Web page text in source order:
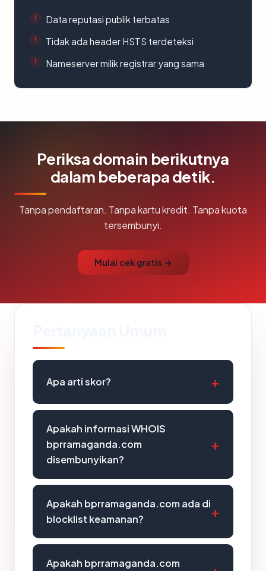
Data reputasi publik terbatas
Tidak ada header HSTS terdeteksi
Nameserver milik registrar yang sama
Periksa domain berikutnya
dalam beberapa detik.
Tanpa pendaftaran. Tanpa kartu kredit. Tanpa kuota
tersembunyi.
Mulai cek gratis →
Apa arti skor?
Apakah informasi WHOIS
bprramaganda.com
disembunyikan?
Apakah bprramaganda.com ada di
blocklist keamanan?
Apakah bprramaganda.com